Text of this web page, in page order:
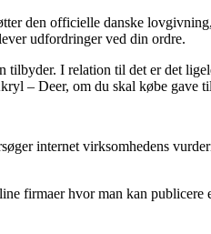
den officielle danske
udfordringer ved din ordre.
I relation til det er det
– Deer, om du skal købe gave
internet virksomhedens
firmaer hvor man kan publicere